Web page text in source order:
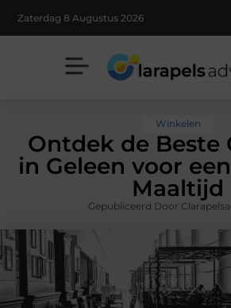
Zaterdag 8 Augustus 2026
Winkelen
Ontdek de Beste
in Geleen voor
Maaltijd
Gepubliceerd Door